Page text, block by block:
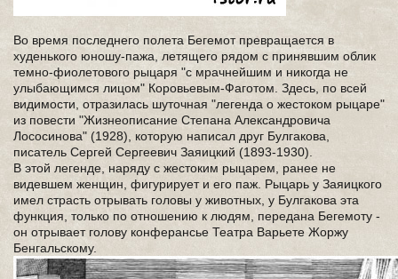
Во время последнего полета Бегемот превращается в
худенького юношу-пажа, летящего рядом с принявшим облик
темно-фиолетового рыцаря "с мрачнейшим и никогда не
улыбающимся лицом" Коровьевым-Фаготом. Здесь, по всей
видимости, отразилась шуточная "легенда о жестоком рыцаре"
из повести "Жизнеописание Степана Александровича
Лососинова" (1928), которую написал друг Булгакова,
писатель Сергей Сергеевич Заяицкий (1893-1930).
В этой легенде, наряду с жестоким рыцарем, ранее не
видевшем женщин, фигурирует и его паж. Рыцарь у Заяицкого
имел страсть отрывать головы у животных, у Булгакова эта
функция, только по отношению к людям, передана Бегемоту -
он отрывает голову конферансье Театра Варьете Жоржу
Бенгальскому.